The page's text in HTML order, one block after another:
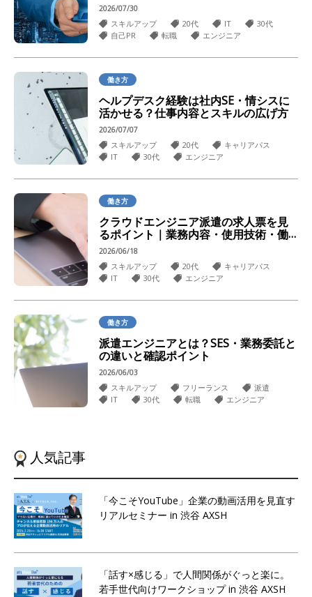
2026/07/30
スキルアップ 20代 IT
30代
自己PR
転職 エンジニア
働き方
ヘルプデスク経験は社内SE・情シスに
活かせる？仕事内容とスキルの広げ方
2026/07/07
スキルアップ 20代
キャリアパス
IT
30代 エンジニア
働き方
クラウドエンジニア派遣の求人票を見
るポイント｜業務内容・使用技術・働
き方を確認
2026/06/18
スキルアップ 20代
キャリアパス
IT
30代 エンジニア
働き方
派遣エンジニアとは？SES・業務委託と
の違いと確認ポイント
2026/06/03
スキルアップ フリーランス
派遣
IT
30代 転職 エンジニア
人気記事
「今こそYouTube」企業の動画活用を見直す
リアルセミナー in 渋谷 AXSH
「話す×感じる」で人間関係がぐっと楽に。
若手世代向けワークショップ in 渋谷 AXSH